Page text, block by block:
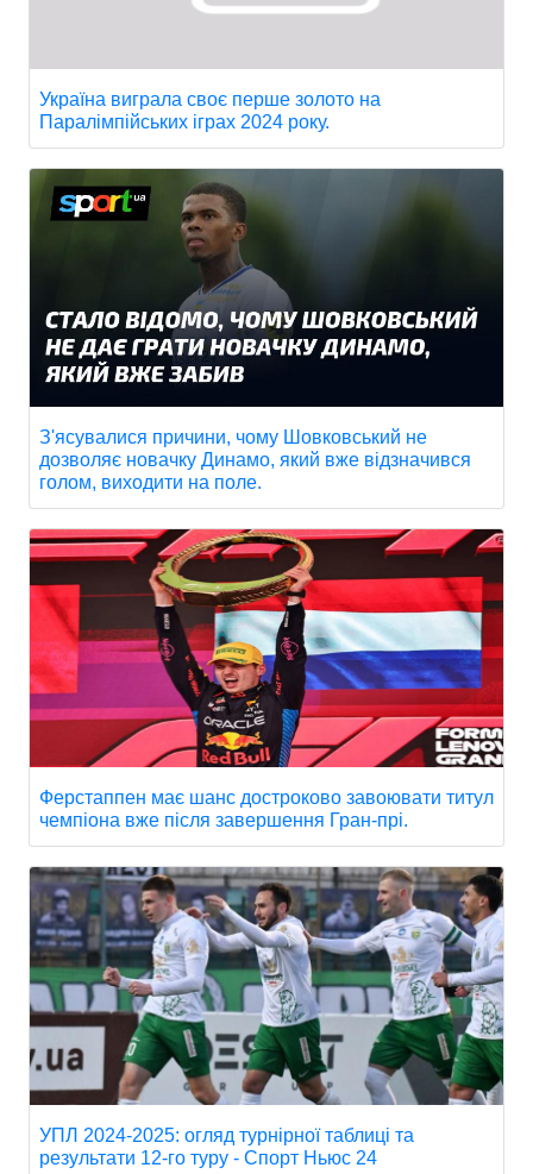
Україна виграла своє перше золото на
Паралімпійських іграх 2024 року.
З'ясувалися причини, чому Шовковський не
дозволяє новачку Динамо, який вже відзначився
голом, виходити на поле.
Ферстаппен має шанс достроково завоювати титул
чемпіона вже після завершення Гран-прі.
УПЛ 2024-2025: огляд турнірної таблиці та
результати 12-го туру - Спорт Ньюс 24